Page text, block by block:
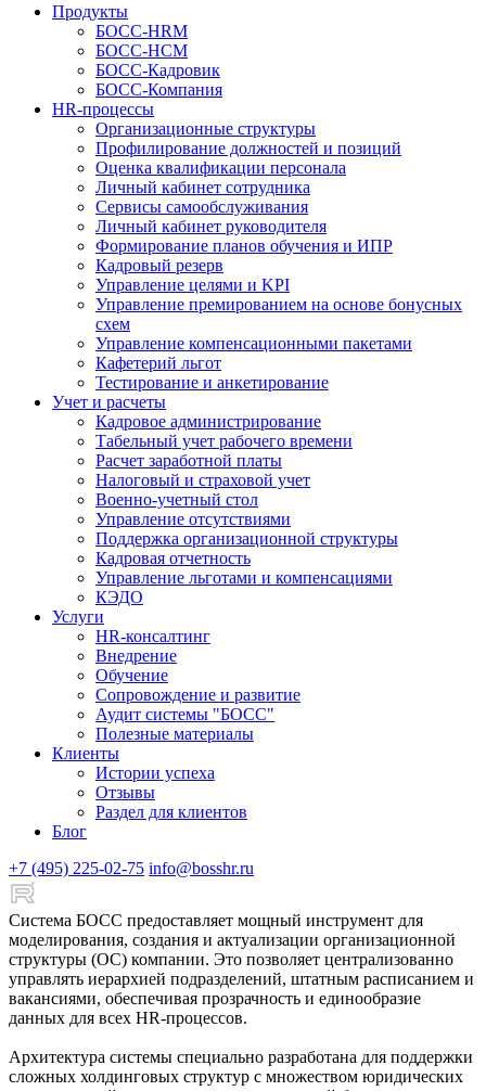
Продукты
БОСС-HRM
БОСС-HCM
БОСС-Кадровик
БОСС-Компания
HR-процессы
Организационные структуры
Профилирование должностей и позиций
Оценка квалификации персонала
Личный кабинет сотрудника
Сервисы самообслуживания
Личный кабинет руководителя
Формирование планов обучения и ИПР
Кадровый резерв
Управление целями и KPI
Управление премированием на основе бонусных
схем
Управление компенсационными пакетами
Кафетерий льгот
Тестирование и анкетирование
Учет и расчеты
Кадровое администрирование
Табельный учет рабочего времени
Расчет заработной платы
Налоговый и страховой учет
Военно-учетный стол
Управление отсутствиями
Поддержка организационной структуры
Кадровая отчетность
Управление льготами и компенсациями
КЭДО
Услуги
HR-консалтинг
Внедрение
Обучение
Сопровождение и развитие
Аудит системы "БОСС"
Полезные материалы
Клиенты
Истории успеха
Отзывы
Раздел для клиентов
Блог
+7 (495) 225-02-75 info@bosshr.ru
Система БОСС предоставляет мощный инструмент для
моделирования, создания и актуализации организационной
структуры (ОС) компании. Это позволяет централизованно
управлять иерархией подразделений, штатным расписанием и
вакансиями, обеспечивая прозрачность и единообразие
данных для всех HR-процессов.
Архитектура системы специально разработана для поддержки
сложных холдинговых структур с множеством юридических